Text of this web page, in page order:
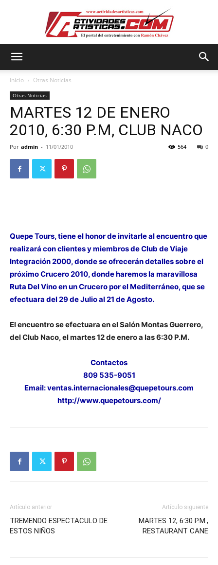
Inicio Otras Noticias
Otras Noticias
MARTES 12 DE ENERO
2010, 6:30 P.M, CLUB NACO
Por admin - 11/01/2010 0
564
Quepe Tours, tiene el honor de invitarle al encuentro que
realizará con clientes y miembros de Club de Viaje
Integración 2000, donde se ofrecerán detalles sobre el
próximo Crucero 2010, donde haremos la maravillosa
Ruta Del Vino en un Crucero por el Mediterráneo, que se
efectuara del 29 de Julio al 21 de Agosto.
El encuentro se efectuara en el Salón Montas Guerrero,
del Club Naco, el martes 12 de enero a las 6:30 P.M.
Contactos
809 535-9051
Email:ventas.internacionales@quepetours.com
http://www.quepetours.com/
Artículo anterior
TREMENDO ESPECTACULO DE
ESTOS NIÑOS
Artículo siguiente
MARTES 12, 6:30 P.M.,
RESTAURANT CANE